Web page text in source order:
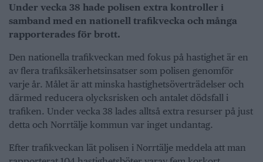
Under vecka 38 hade polisen extra kontroller i
samband med en nationell trafikvecka och många
rapporterades för brott.
Den nationella trafikveckan med fokus på hastighet är en
av flera trafiksäkerhetsinsatser som polisen genomför
varje år. Målet är att minska hastighetsöverträdelser och
därmed reducera olycksrisken och antalet dödsfall i
trafiken. Under vecka 38 lades alltså extra resurser på just
detta och Norrtälje kommun var inget undantag.
Efter trafikveckan lät polisen i Norrtälje meddela att man